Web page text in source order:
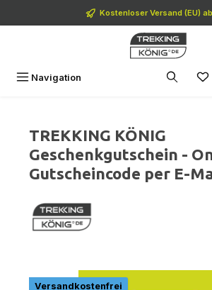
Zum Hauptinhalt springenKostenloser Versand (EU)
Navigation
TREKKING KÖNIG
Geschenkgutschein -
Gutscheincode per E-
Bildergalerie überspringen
Versandkostenfrei